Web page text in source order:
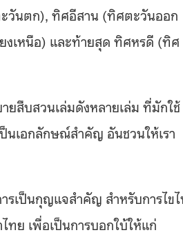
นตก), ทิศอีสาน (ทิศตะวันออก
งเหนือ) และท้ายสุด ทิศหรดี (ทิศ
สืบสวนเล่มดังหลายเล่ม ที่มักใช้
นเอกลักษณ์สำคัญ อันชวนให้เรา
รเป็นกุญแจสำคัญ สำหรับการไข
ทย เพื่อเป็นการบอกใบ้ให้แก่